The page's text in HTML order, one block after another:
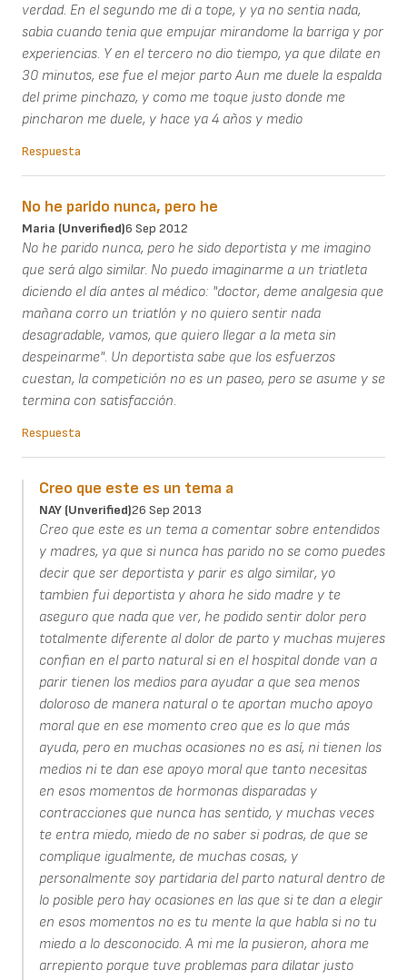
verdad. En el segundo me di a tope, y ya no sentia nada,
sabia cuando tenia que empujar mirandome la barriga y por
experiencias. Y en el tercero no dio tiempo, ya que dilate en
30 minutos, ese fue el mejor parto Aun me duele la espalda
del prime pinchazo, y como me toque justo donde me
pincharon me duele, y hace ya 4 años y medio
Respuesta
No he parido nunca, pero he
Maria (unverified)6 Sep 2012
No he parido nunca, pero he sido deportista y me imagino
que será algo similar. No puedo imaginarme a un triatleta
diciendo el día antes al médico: "doctor, deme analgesia que
mañana corro un triatlón y no quiero sentir nada
desagradable, vamos, que quiero llegar a la meta sin
despeinarme". Un deportista sabe que los esfuerzos
cuestan, la competición no es un paseo, pero se asume y se
termina con satisfacción.
Respuesta
Creo que este es un tema a
NAY (unverified)26 Sep 2013
Creo que este es un tema a comentar sobre entendidos
y madres, ya que si nunca has parido no se como puedes
decir que ser deportista y parir es algo similar, yo
tambien fui deportista y ahora he sido madre y te
aseguro que nada que ver, he podido sentir dolor pero
totalmente diferente al dolor de parto y muchas mujeres
confian en el parto natural si en el hospital donde van a
parir tienen los medios para ayudar a que sea menos
doloroso de manera natural o te aportan mucho apoyo
moral que en ese momento creo que es lo que más
ayuda, pero en muchas ocasiones no es así, ni tienen los
medios ni te dan ese apoyo moral que tanto necesitas
en esos momentos de hormonas disparadas y
contracciones que nunca has sentido, y muchas veces
te entra miedo, miedo de no saber si podras, de que se
complique igualmente, de muchas cosas, y
personalmente soy partidaria del parto natural dentro de
lo posible pero hay ocasiones en las que si te dan a elegir
en esos momentos no es tu mente la que habla si no tu
miedo a lo desconocido. A mi me la pusieron, ahora me
arrepiento porque tuve problemas para dilatar justo